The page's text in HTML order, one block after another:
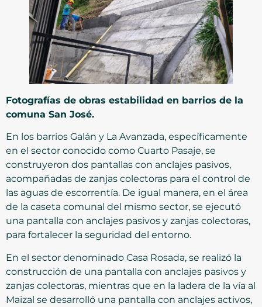
Fotografías de obras estabilidad en barrios de la
comuna San José.
En los barrios Galán y La Avanzada, específicamente
en el sector conocido como Cuarto Pasaje, se
construyeron dos pantallas con anclajes pasivos,
acompañadas de zanjas colectoras para el control de
las aguas de escorrentía. De igual manera, en el área
de la caseta comunal del mismo sector, se ejecutó
una pantalla con anclajes pasivos y zanjas colectoras,
para fortalecer la seguridad del entorno.
En el sector denominado Casa Rosada, se realizó la
construcción de una pantalla con anclajes pasivos y
zanjas colectoras, mientras que en la ladera de la vía al
Maizal se desarrolló una pantalla con anclajes activos,